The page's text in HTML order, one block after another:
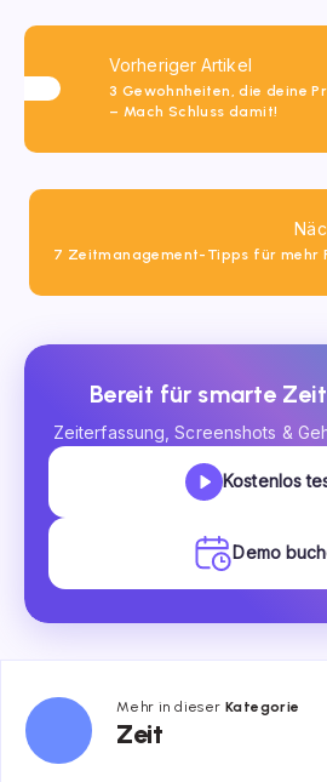
Vorheriger Artikel
3 Gewohnheiten, die deine
– Mach Schluss damit!
7 Zeitmanagement-Tipps für mehr
Bereit für smarte
Zeiterfassung, Screenshots &
Kostenlos
Demo
Mehr in dieser Kategorie
Zeit
Zeit